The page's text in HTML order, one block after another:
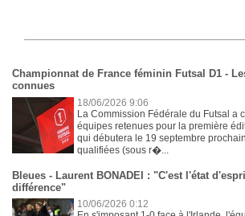
Championnat de France féminin Futsal D1 -
connues
18/06/2026 9:06
La Commission Fédérale du Futsal a
équipes retenues pour la première
qui débutera le 19 septembre
qualifiées (sous r�...
Bleues - Laurent BONADEI : "C'est l'état
différence"
10/06/2026 0:12